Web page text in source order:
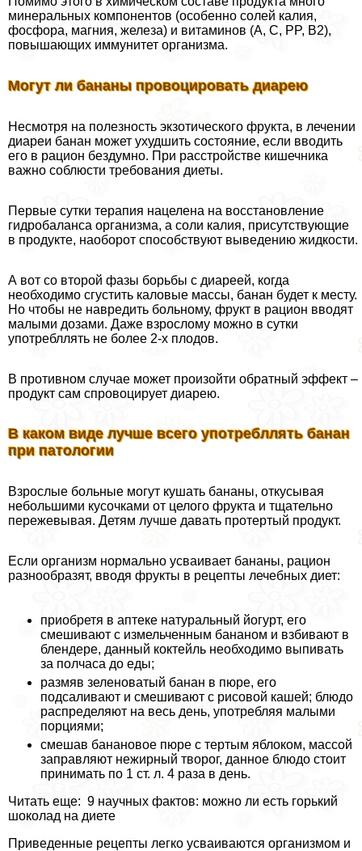
минеральных компонентов (особенно солей калия,
фосфора, магния, железа) и витаминов (A, C, PP, B2),
повышающих иммунитет организма.
Могут ли бананы провоцировать диарею
Несмотря на полезность экзотического фрукта, в лечении
диареи банан может ухудшить состояние, если вводить
его в рацион бездумно. При расстройстве кишечника
важно соблюсти требования диеты.
Первые сутки терапия нацелена на восстановление
гидробаланса организма, а соли калия, присутствующие
в продукте, наоборот способствуют выведению жидкости.
А вот со второй фазы борьбы с диареей, когда
необходимо сгустить каловые массы, банан будет к месту.
Но чтобы не навредить больному, фрукт в рацион вводят
малыми дозами. Даже взрослому можно в сутки
употрeбллять не более 2-х плодов.
В противном случае может произойти обратный эффект –
продукт сам спровоцирует диарею.
В каком виде лучше всего употрeбллять банан
при патологии
Взрослые больные могут кушать бананы, откусывая
небольшими кусочками от целого фрукта и тщательно
пережевывая. Детям лучше давать протертый продукт.
Если организм нормально усваивает бананы, рацион
разнообразят, вводя фрукты в рецепты лечебных диет:
приобретя в аптеке натуральный йогурт, его
смешивают с измельченным бананом и взбивают в
блендере, данный коктейль необходимо выпивать
за полчаса до еды;
размяв зеленоватый банан в пюре, его
подсаливают и смешивают с рисовой кашей; блюдо
распределяют на весь день, употрeбляя малыми
порциями;
смешав банановое пюре с тертым яблоком, массой
заправляют нежирный творог, данное блюдо стоит
принимать по 1 ст. л. 4 раза в день.
Читать еще: 9 научных фактов: можно ли есть горький
шоколад на диете
Приведенные рецепты легко усваиваются организмом и